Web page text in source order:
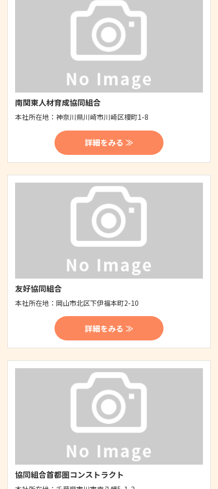
南関東人材育成協同組合
本社所在地： 神奈川県川崎市川崎区榎町1-8
詳細をみる ≫
友好協同組合
本社所在地： 岡山市北区下伊福本町2-10
詳細をみる ≫
協同組合首都圏コンストラクト